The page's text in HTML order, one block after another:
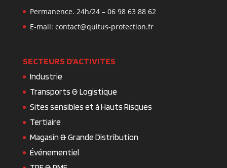
Permanence. 24h/24 – 06 98 63 88 62
E-mail: contact@quitus-protection.fr
SECTEURS D’ACTIVITES
Industrie
Transports & Logistique
Sites sensibles et à Hauts Risques
Tertiaire
Magasin & Grande Distribution
Événementiel